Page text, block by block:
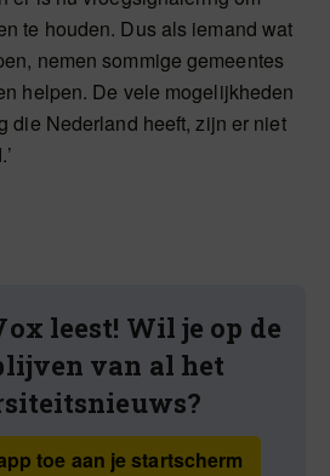
te houden. Dus als iemand wat
nemen sommige gemeentes
helpen. De vele mogelijkheden
die Nederland heeft, zijn er niet
leest! Wil je op de
van al het
toe aan je startscherm